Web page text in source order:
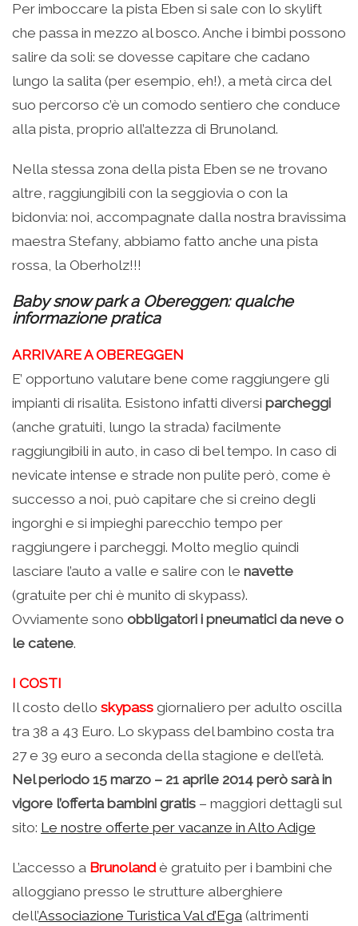
Per imboccare la pista Eben si sale con lo skylift
che passa in mezzo al bosco. Anche i bimbi possono
salire da soli: se dovesse capitare che cadano
lungo la salita (per esempio, eh!), a metà circa del
suo percorso c’è un comodo sentiero che conduce
alla pista, proprio all’altezza di Brunoland.
Nella stessa zona della pista Eben se ne trovano
altre, raggiungibili con la seggiovia o con la
bidonvia: noi, accompagnate dalla nostra bravissima
maestra Stefany, abbiamo fatto anche una pista
rossa, la Oberholz!!!
Baby snow park a Obereggen: qualche
informazione pratica
ARRIVARE A OBEREGGEN
E’ opportuno valutare bene come raggiungere gli
impianti di risalita. Esistono infatti diversi parcheggi
(anche gratuiti, lungo la strada) facilmente
raggiungibili in auto, in caso di bel tempo. In caso di
nevicate intense e strade non pulite però, come è
successo a noi, può capitare che si creino degli
ingorghi e si impieghi parecchio tempo per
raggiungere i parcheggi. Molto meglio quindi
lasciare l’auto a valle e salire con le navette
(gratuite per chi è munito di skypass).
Ovviamente sono obbligatori i pneumatici da neve o
le catene.
I COSTI
Il costo dello skypass giornaliero per adulto oscilla
tra 38 a 43 Euro. Lo skypass del bambino costa tra
27 e 39 euro a seconda della stagione e dell’età.
Nel periodo 15 marzo – 21 aprile 2014 però sarà in
vigore l’offerta bambini gratis – maggiori dettagli sul
sito: Le nostre offerte per vacanze in Alto Adige
L’accesso a Brunoland è gratuito per i bambini che
alloggiano presso le strutture alberghiere
dell’Associazione Turistica Val d’Ega (altrimenti